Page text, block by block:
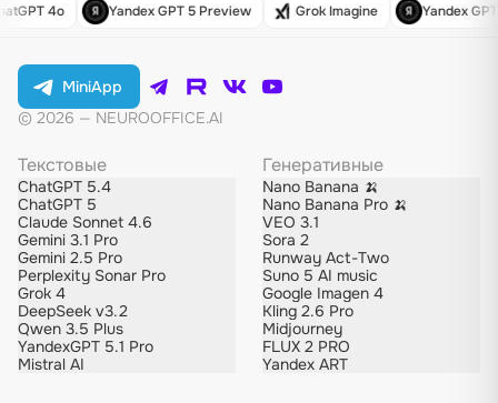
4o Yandex GPT 5 Preview Grok Imagine Yandex GPT
MiniApp
© 2026 — NEUROOFFICE.AI
Текстовые
ChatGPT 5.4
ChatGPT 5
Claude Sonnet 4.6
Gemini 3.1 Pro
Gemini 2.5 Pro
Perplexity Sonar Pro
Grok 4
DeepSeek v3.2
Qwen 3.5 Plus
YandexGPT 5.1 Pro
Mistral AI
Генеративные
Nano Banana 🍌
Nano Banana Pro 🍌
VEO 3.1
Sora 2
Runway Act-Two
Suno 5 AI music
Google Imagen 4
Kling 2.6 Pro
Midjourney
FLUX 2 PRO
Yandex ART